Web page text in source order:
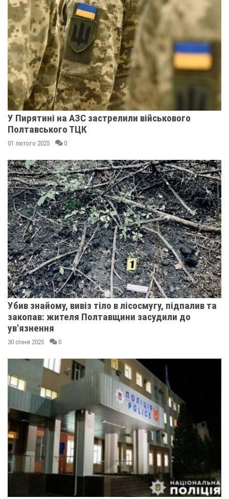
У Пирятині на АЗС застрелили військового
Полтавського ТЦК
01 лютого 2025 0
Убив знайому, вивіз тіло в лісосмугу, підпалив та
закопав: жителя Полтавщини засудили до
ув'язнення
30 січня 2025 0